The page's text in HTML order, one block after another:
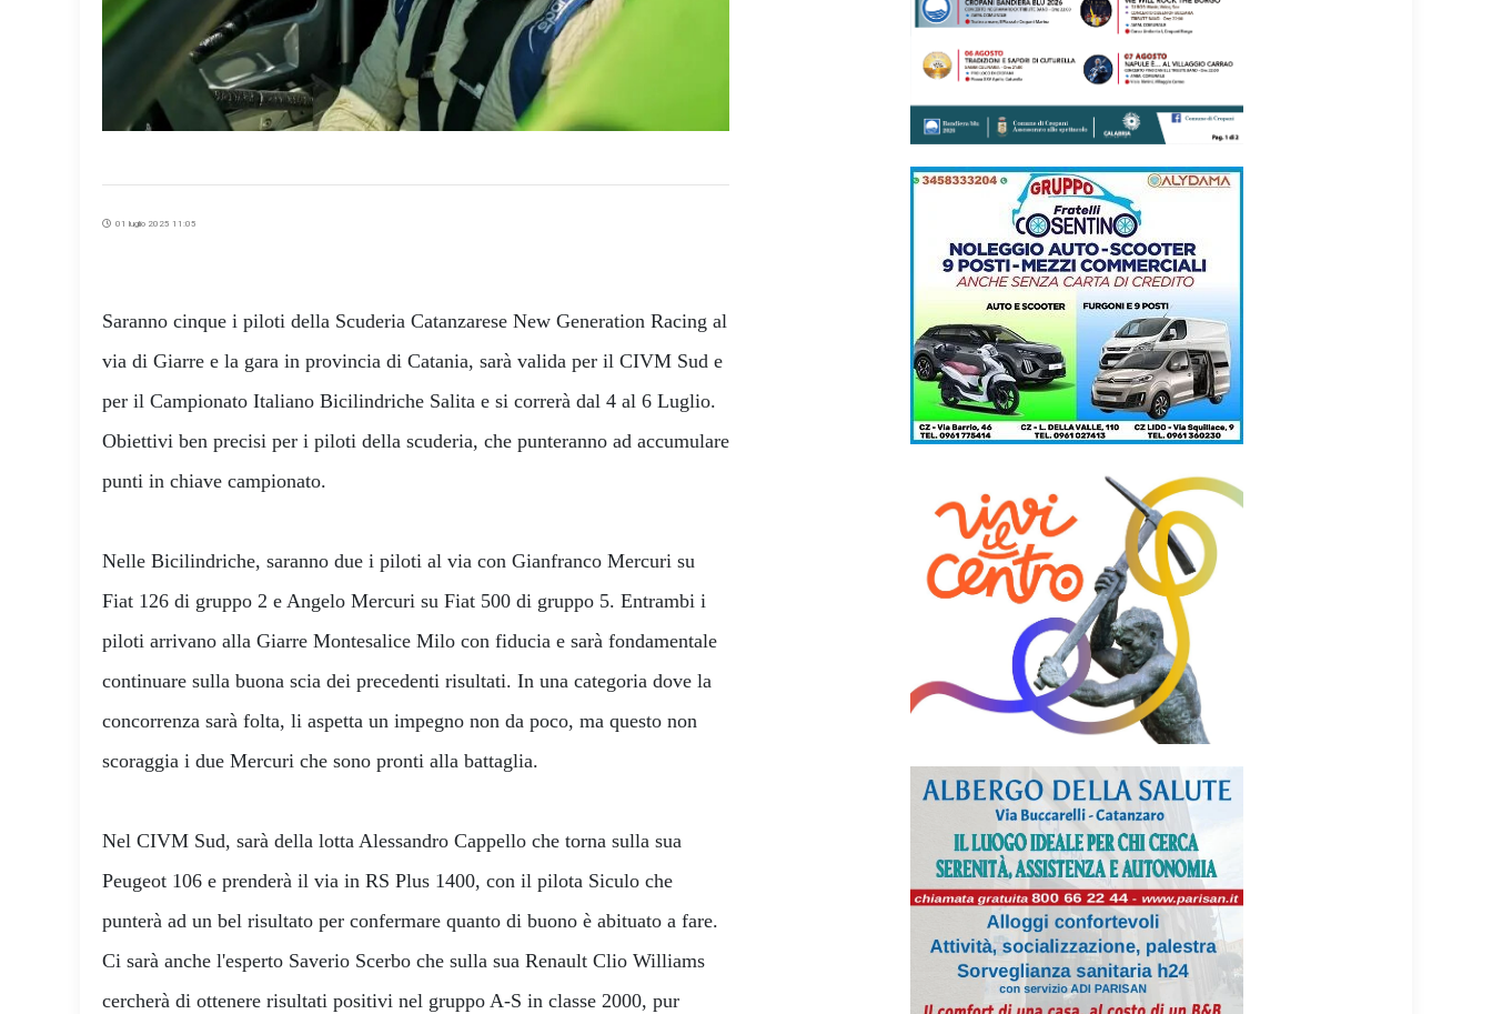
01 luglio 2025 11:05
Saranno cinque i piloti della Scuderia Catanzarese New Generation Racing al
via di Giarre e la gara in provincia di Catania, sarà valida per il CIVM Sud e
per il Campionato Italiano Bicilindriche Salita e si correrà dal 4 al 6 Luglio.
Obiettivi ben precisi per i piloti della scuderia, che punteranno ad accumulare
punti in chiave campionato.
Nelle Bicilindriche, saranno due i piloti al via con Gianfranco Mercuri su
Fiat 126 di gruppo 2 e Angelo Mercuri su Fiat 500 di gruppo 5. Entrambi i
piloti arrivano alla Giarre Montesalice Milo con fiducia e sarà fondamentale
continuare sulla buona scia dei precedenti risultati. In una categoria dove la
concorrenza sarà folta, li aspetta un impegno non da poco, ma questo non
scoraggia i due Mercuri che sono pronti alla battaglia.
Nel CIVM Sud, sarà della lotta Alessandro Cappello che torna sulla sua
Peugeot 106 e prenderà il via in RS Plus 1400, con il pilota Siculo che
punterà ad un bel risultato per confermare quanto di buono è abituato a fare.
Ci sarà anche l'esperto Saverio Scerbo che sulla sua Renault Clio Williams
cercherà di ottenere risultati positivi nel gruppo A-S in classe 2000, pur